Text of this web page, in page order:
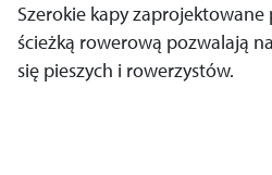
Szerokie kapy
ścieżką rowerową pozwalają
się pieszych i rowerzystów.